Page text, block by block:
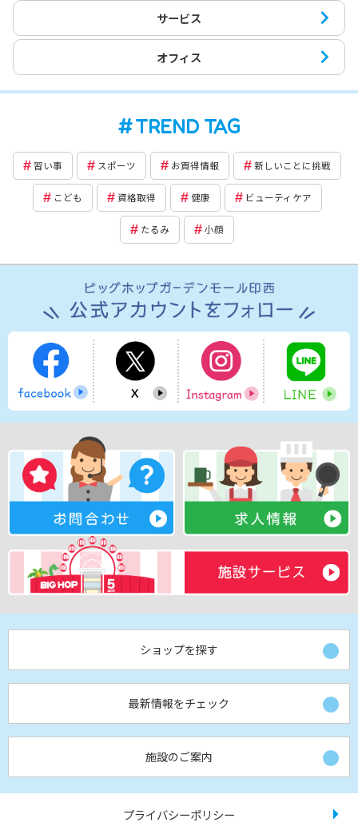
サービス
オフィス
TREND TAG
習い事 スポーツ お買得情報 新しいことに挑戦
こども 資格取得 健康 ビューティケア
たるみ 小顔
ショップを探す
最新情報をチェック
施設のご案内
プライバシーポリシー